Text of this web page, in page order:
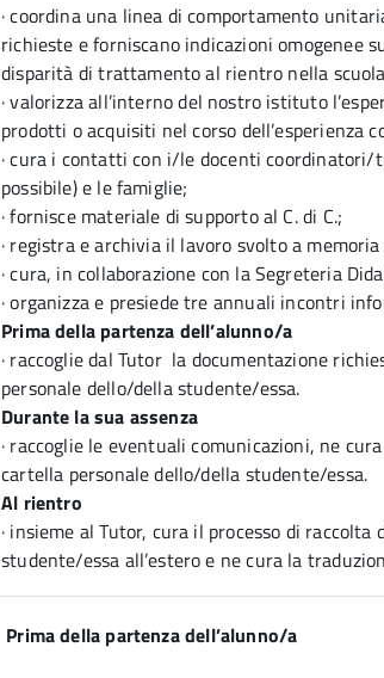
· coordina una linea di comportamento
richieste e forniscano indicazioni omogenee
disparità di trattamento al rientro nella
· valorizza all’interno del nostro istituto
prodotti o acquisiti nel corso dell’esperienza
· cura i contatti con i/le docenti
possibile) e le famiglie;
· fornisce materiale di supporto al C. di C.;
· registra e archivia il lavoro svolto a
· cura, in collaborazione con la Segreteria
· organizza e presiede tre annuali incontri
Prima della partenza dell’alunno/a
· raccoglie dal Tutor la documentazione
personale dello/della studente/essa.
Durante la sua assenza
· raccoglie le eventuali comunicazioni, ne
cartella personale dello/della studente/essa.
Al rientro
· insieme al Tutor, cura il processo di
studente/essa all’estero e ne cura la
Prima della partenza dell’alunno/a